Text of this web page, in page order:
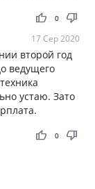
thumb_up thumb_down
0
17 Сер 2020
второй год
ведущего
устаю. Зато
thumb_up thumb_down
0